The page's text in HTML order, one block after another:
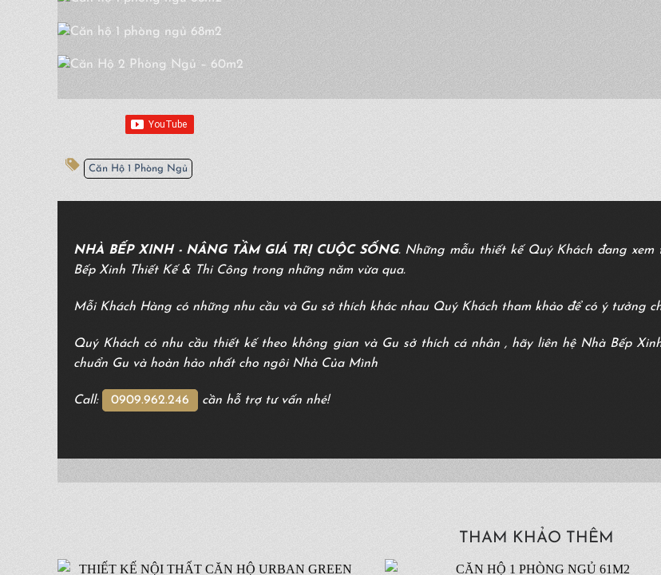
Căn Hộ 1 Phòng Ngủ
NHÀ BẾP XINH - NÂNG TẦM GIÁ TRỊ CUỘC SỐNG. Những mẫu thiết kế Quý Khách đang
Bếp Xinh Thiết Kế & Thi Công trong những năm vừa qua.
Mỗi Khách Hàng có những nhu cầu và Gu sở thích khác nhau Quý Khách tham khảo để có ý tưởng
Quý Khách có nhu cầu thiết kế theo không gian và Gu sở thích cá nhân , hãy liên hệ Nhà Bếp
chuẩn Gu và hoàn hảo nhất cho ngôi Nhà Của Mình
Call: 0909.962.246 cần hỗ trợ tư vấn nhé!
THAM KHẢO THÊM